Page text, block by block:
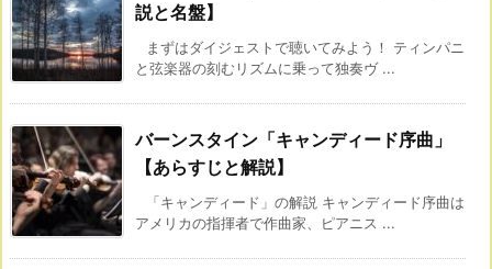
説と名盤】
まずはダイジェストで聴いてみよう！ ティンパニ
と弦楽器の刻むリズムに乗って独奏ヴ ...
バーンスタイン「キャンディード序曲」
【あらすじと解説】
「キャンディード」の解説 キャンディード序曲は
アメリカの指揮者で作曲家、ピアニス ...